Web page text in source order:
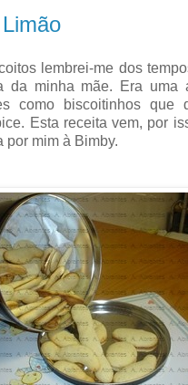
lembrei-me dos
da minha mãe. Era uma
como biscoitinhos que
Esta receita vem, por
por mim à Bimby.